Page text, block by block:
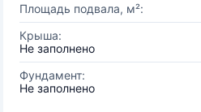
Площадь подвала, м²:
Крыша:
Не заполнено
Фундамент:
Не заполнено